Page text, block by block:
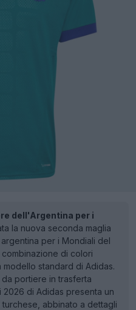
dell'Argentina per i
la nuova seconda maglia
per i Mondiali del
di colori
standard di Adidas.
da portiere in trasferta
di Adidas presenta un
abbinato a dettagli